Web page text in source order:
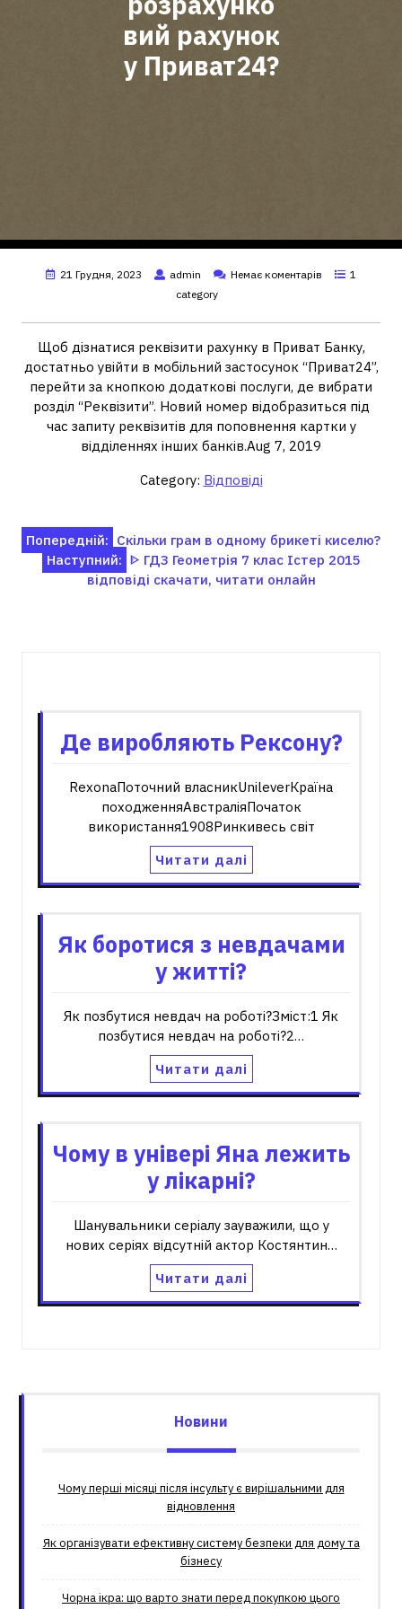
вий рахунок
у Приват24?
21 Грудня, 2023 admin Немає коментарів
1
category
Щоб дізнатися реквізити рахунку в Приват Банку,
достатньо увійти в мобільний застосунок “Приват24”,
перейти за кнопкою додаткові послуги, де вибрати
розділ “Реквізити”. Новий номер відобразиться під
час запиту реквізитів для поповнення картки у
відділеннях інших банків.Aug 7, 2019
Category: Відповіді
Навігація
записів
Попередній: Скільки грам в одному брикеті киселю?
Наступний: ᐈ ГДЗ Геометрія 7 клас Істер 2015
відповіді скачати, читати онлайн
Де виробляють Рексону?
RexonaПоточний власникUnileverКраїна
походженняАвстраліяПочаток
використання1908Ринкивесь світ
Читати далі
Як боротися з невдачами
у житті?
Як позбутися невдач на роботі?Зміст:1 Як
позбутися невдач на роботі?2…
Читати далі
Чому в універі Яна лежить
у лікарні?
Шанувальники серіалу зауважили, що у
нових серіях відсутній актор Костянтин…
Читати далі
Новини
Чому перші місяці після інсульту є вирішальними для
відновлення
Як організувати ефективну систему безпеки для дому та
бізнесу
Чорна ікра: що варто знати перед покупкою цього